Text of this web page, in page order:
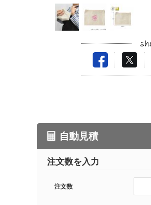
自動見積
注文数を入力
注文数